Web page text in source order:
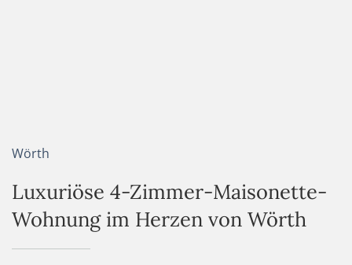
Wörth
Luxuriöse 4-Zimmer-Maisonette-
Wohnung im Herzen von Wörth